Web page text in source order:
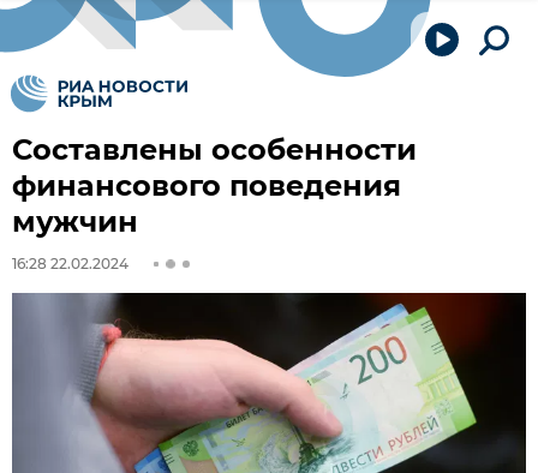
Составлены особенности
финансового поведения
мужчин
16:28 22.02.2024